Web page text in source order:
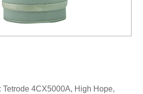
Tetrode 4CX5000A, High Hope,